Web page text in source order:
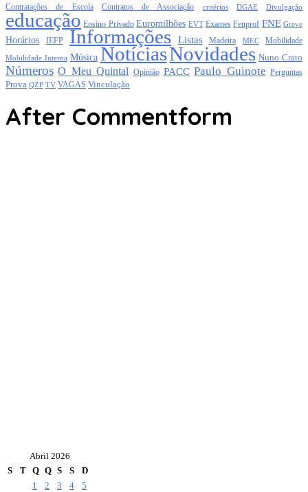
Contratações de Escola Contratos de Associação critérios DGAE Divulgação
educação Ensino Privado Euromilhões EVT Exames Fenprof FNE Greve
Horários IEFP Informações Listas Madeira MEC Mobilidade
Mobilidade Interna Música NotíciasNovidades Nuno Crato
Números O Meu Quintal Opinião PACC Paulo Guinote Perguntas
Prova QZP TV VAGAS Vinculação
After Commentform
Abril 2026
S
T Q Q S S
D
1
2 3 4
5